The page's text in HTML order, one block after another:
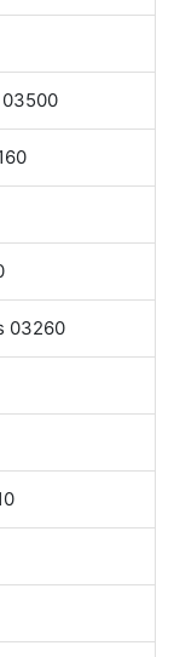
03260